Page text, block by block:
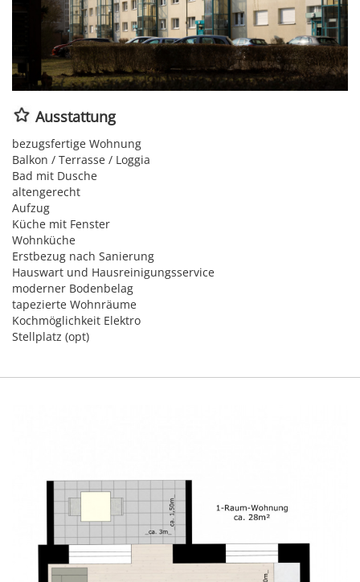
Ausstattung
bezugsfertige Wohnung
Balkon / Terrasse / Loggia
Bad mit Dusche
altengerecht
Aufzug
Küche mit Fenster
Wohnküche
Erstbezug nach Sanierung
Hauswart und Hausreinigungsservice
moderner Bodenbelag
tapezierte Wohnräume
Kochmöglichkeit Elektro
Stellplatz (opt)